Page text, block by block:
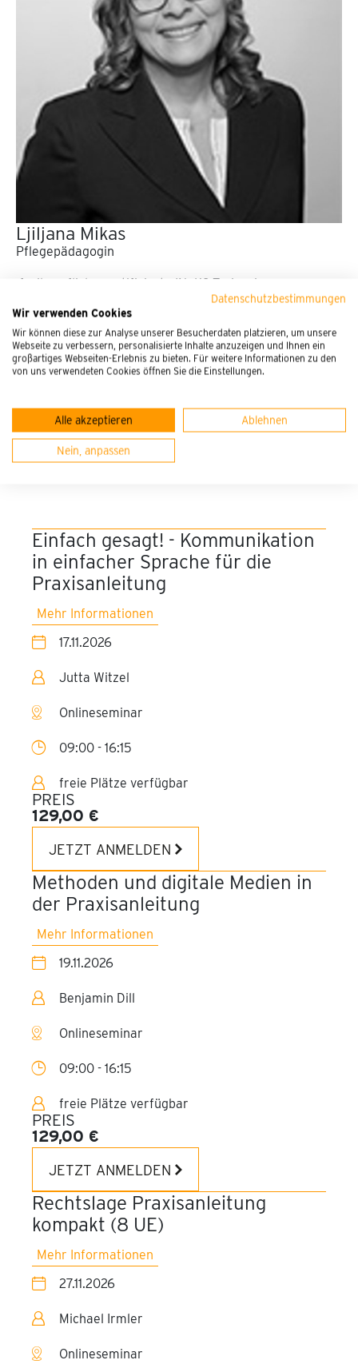
Datenschutzbestimmungen
Wir verwenden Cookies
Wir können diese zur Analyse unserer Besucherdaten platzieren, um unsere
Webseite zu verbessern, personalisierte Inhalte anzuzeigen und Ihnen ein
großartiges Webseiten-Erlebnis zu bieten. Für weitere Informationen zu den
von uns verwendeten Cookies öffnen Sie die Einstellungen.
Alle akzeptieren Ablehnen
Nein, anpassen
Ljiljana Mikas
Pflegepädagogin
freiberufliche zertifizierte INeKO-Trainerin,
Achtsamkeitstrainerin, Cranio-Sacral-Körperarbeit,
Praxisanleiterin, Lehrkraft in der Pflegeschule,
Kinderkrankenschwester
Onlineseminar
Onlineseminar
2026
2027
Einfach gesagt! - Kommunikation
in einfacher Sprache für die
Praxisanleitung
Mehr Informationen
17.11.2026
Jutta Witzel
Onlineseminar
09:00 - 16:15
freie Plätze verfügbar
PREIS
129,00 €
JETZT ANMELDEN
Methoden und digitale Medien in
der Praxisanleitung
Mehr Informationen
19.11.2026
Benjamin Dill
Onlineseminar
09:00 - 16:15
freie Plätze verfügbar
PREIS
129,00 €
JETZT ANMELDEN
Rechtslage Praxisanleitung
kompakt (8 UE)
Mehr Informationen
27.11.2026
Michael Irmler
Onlineseminar